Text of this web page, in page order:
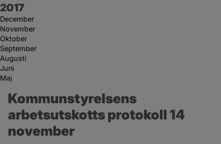
År:
2017
December
November
Oktober
September
Augusti
Juni
Maj
Kommunstyrelsens
arbetsutskotts protokoll 14
november